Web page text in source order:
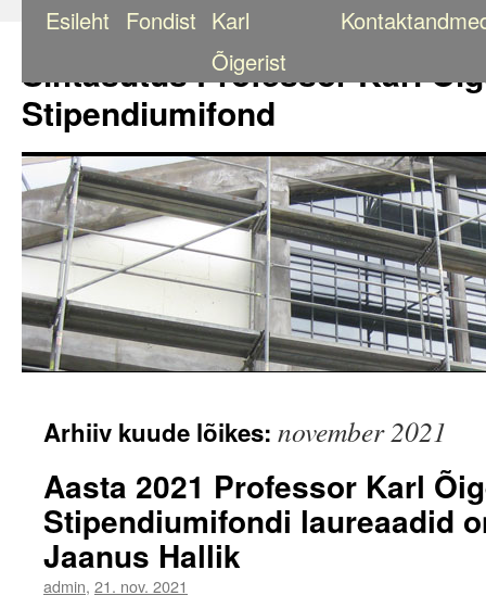
Sihtasutus Professor Karl
Stipendiumifond
Esileht Fondist Karl
Õigerist
Arhiiv kuude lõikes: november 2021
Aasta 2021 Professor Karl
Stipendiumifondi laureaadid
Jaanus Hallik
admin, 21. nov. 2021